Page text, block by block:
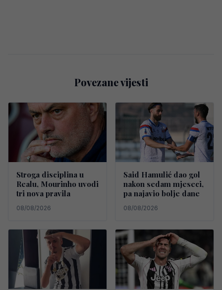
Povezane vijesti
Stroga disciplina u
Realu, Mourinho uvodi
tri nova pravila
08/08/2026
Said Hamulić dao gol
nakon sedam mjeseci,
pa najavio bolje dane
08/08/2026